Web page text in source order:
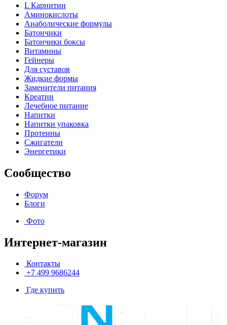
L Карнитин
Аминокислоты
Анаболические формулы
Батончики
Батончики боксы
Витамины
Гейнеры
Для суставов
Жидкие формы
Заменители питания
Креатин
Лечебное питание
Напитки
Напитки упаковка
Протеины
Сжигатели
Энергетики
Сообщество
Форум
Блоги
Фото
Интернет-магазин
Контакты
+7 499 9686244
Где купить